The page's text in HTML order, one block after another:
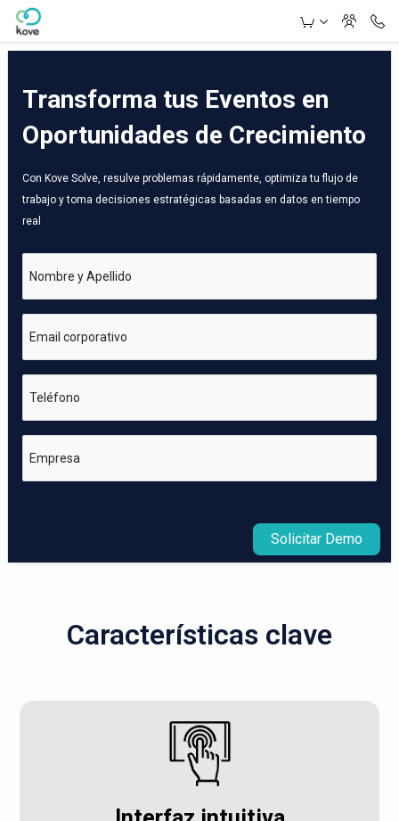
Skip to Main Content
Transforma tus Eventos en
Oportunidades de Crecimiento
Con Kove Solve, resulve problemas rápidamente, optimiza tu flujo de
trabajo y toma decisiones estratégicas basadas en datos en tiempo
real
Nombre y Apellido
Email corporativo
Teléfono
Empresa
Solicitar Demo
Características clave